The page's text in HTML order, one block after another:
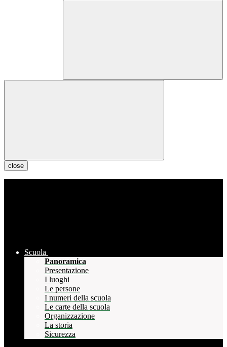
close
Scuola
Panoramica
Presentazione
I luoghi
Le persone
I numeri della scuola
Le carte della scuola
Organizzazione
La storia
Sicurezza